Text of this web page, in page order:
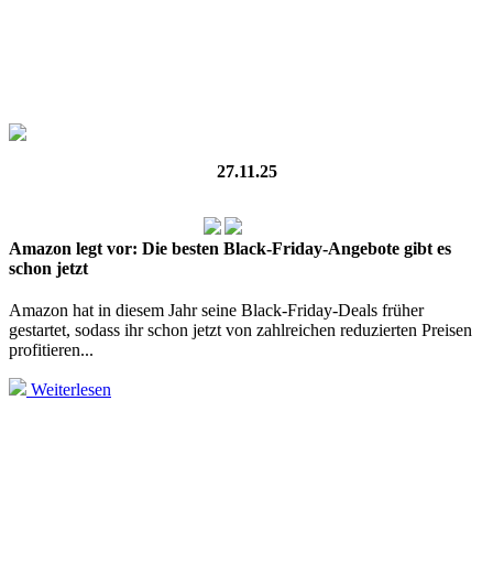
27.11.25
Amazon legt vor: Die besten Black‑Friday‑Angebote gibt es
schon jetzt
Amazon hat in diesem Jahr seine Black‑Friday‑Deals früher
gestartet, sodass ihr schon jetzt von zahlreichen reduzierten Preisen
profitieren...
Weiterlesen